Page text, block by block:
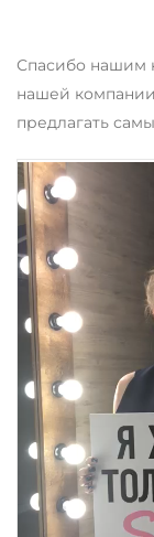
Спасибо нашим
нашей
предлагать